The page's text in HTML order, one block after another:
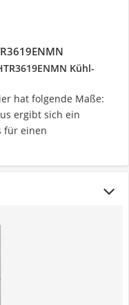
Kühl-
hat folgende Maße:
ergibt sich ein
für einen